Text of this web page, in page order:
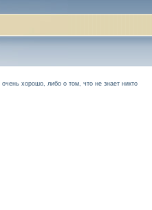
хорошо, либо о том, что не знает никто